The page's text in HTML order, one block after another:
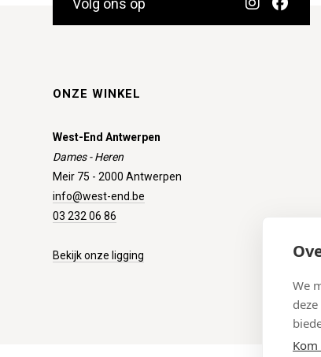
We
ONZE WINKEL
West-End Antwerpen
Dames - Heren
Meir 75 - 2000 Antwerpen
info@west-end.be
03 232 06 86
Bekijk onze ligging